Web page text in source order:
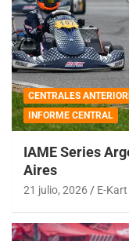
CENTRALES
INFORME CENTRAL
IAME Series
Aires
21 julio, 2026 E-Kart